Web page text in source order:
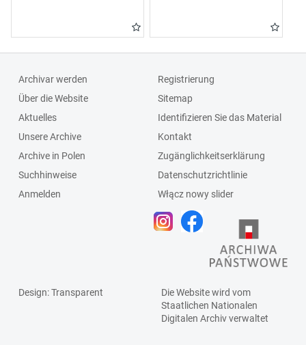
Archivar werden
Über die Website
Aktuelles
Unsere Archive
Archive in Polen
Suchhinweise
Anmelden
Registrierung
Sitemap
Identifizieren Sie das Material
Kontakt
Zugänglichkeitserklärung
Datenschutzrichtlinie
Włącz nowy slider
Design: Transparent
Die Website wird vom
Staatlichen Nationalen
Digitalen Archivverwaltet